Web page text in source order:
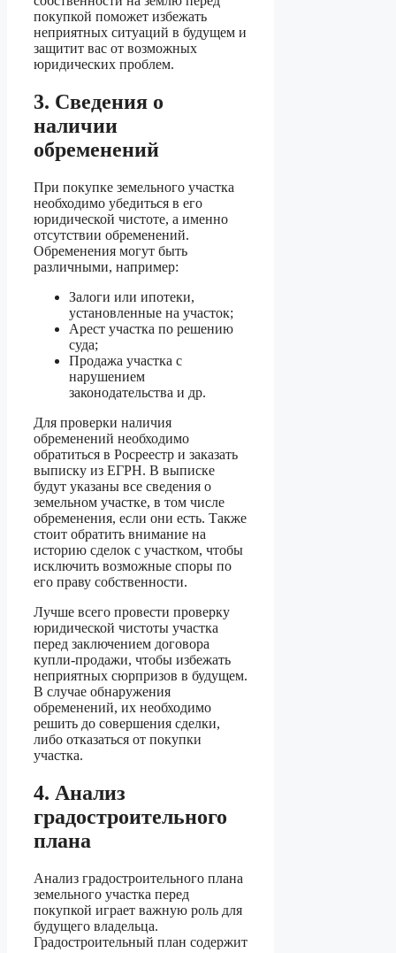
покупкой поможет избежать
неприятных ситуаций в будущем и
защитит вас от возможных
юридических проблем.
3. Сведения о
наличии
обременений
При покупке земельного участка
необходимо убедиться в его
юридической чистоте, а именно
отсутствии обременений.
Обременения могут быть
различными, например:
Залоги или ипотеки,
установленные на участок;
Арест участка по решению
суда;
Продажа участка с
нарушением
законодательства и др.
Для проверки наличия
обременений необходимо
обратиться в Росреестр и заказать
выписку из ЕГРН. В выписке
будут указаны все сведения о
земельном участке, в том числе
обременения, если они есть. Также
стоит обратить внимание на
историю сделок с участком, чтобы
исключить возможные споры по
его праву собственности.
Лучше всего провести проверку
юридической чистоты участка
перед заключением договора
купли-продажи, чтобы избежать
неприятных сюрпризов в будущем.
В случае обнаружения
обременений, их необходимо
решить до совершения сделки,
либо отказаться от покупки
участка.
4. Анализ
градостроительного
плана
Анализ градостроительного плана
земельного участка перед
покупкой играет важную роль для
будущего владельца.
Градостроительный план содержит